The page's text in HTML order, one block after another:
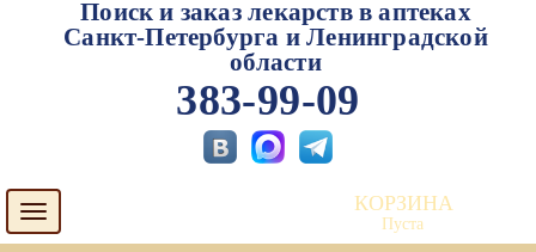
Поиск и заказ лекарств в аптеках
Санкт-Петербурга и Ленинградской
области
383-99-09
Toggle
navigation
КОРЗИНА
Пуста